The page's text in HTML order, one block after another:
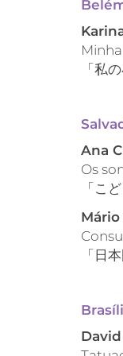
「私
Ana
Os
「こ
「日